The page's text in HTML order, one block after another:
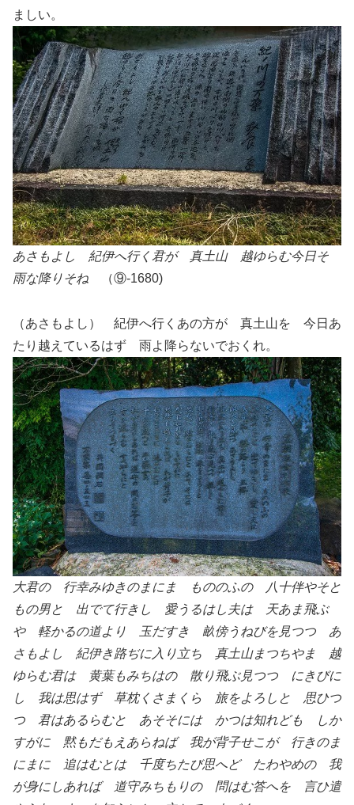
ましい。
あさもよし 紀伊へ行く君が 真土山 越ゆらむ今日そ
雨な降りそね （⑨-1680)
（あさもよし） 紀伊へ行くあの方が 真土山を 今日あ
たり越えているはず 雨よ降らないでおくれ。
大君の 行幸みゆきのまにま もののふの 八十伴やそと
もの男と 出でて行きし 愛うるはし夫は 天あま飛ぶ
や 軽かるの道より 玉だすき 畝傍うねびを見つつ あ
さもよし 紀伊き路ぢに入り立ち 真土山まつちやま 越
ゆらむ君は 黄葉もみちはの 散り飛ぶ見つつ にきびに
し 我は思はず 草枕くさまくら 旅をよろしと 思ひつ
つ 君はあるらむと あそそには かつは知れども しか
すがに 黙もだもえあらねば 我が背子せこが 行きのま
にまに 追はむとは 千度ちたび思へど たわやめの 我
が身にしあれば 道守みちもりの 問はむ答へを 言ひ遣